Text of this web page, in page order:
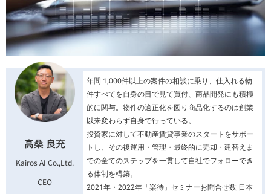
高桑 良充
Kairos AI Co.,Ltd.
CEO
年間 1,000件以上の案件の相談に乗り、仕入れる物
件すべてを自身の目で見て買付、商品開発にも積極
的に関与。物件の適正化を図り商品化するのは創業
以来変わらず自身で行っている。
投資家に対して不動産賃貸事業のスタートをサポー
トし、その後運用・管理・最終的に売却・建替えま
での全てのステップを一貫して自社でフォローでき
る体制を構築。
2021年・2022年「楽待」セミナーお問合せ数 日本